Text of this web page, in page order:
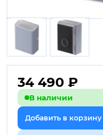
34 490 ₽
В наличии
Добавить в корзину